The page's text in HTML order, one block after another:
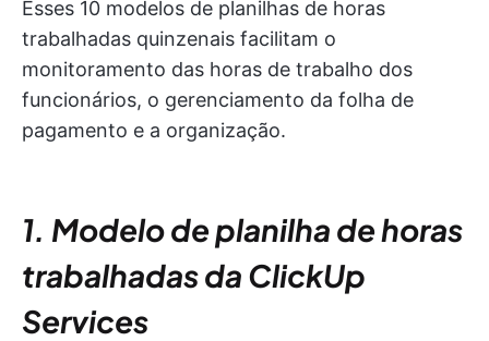
Esses 10 modelos de planilhas de horas
trabalhadas quinzenais facilitam o
monitoramento das horas de trabalho dos
funcionários, o gerenciamento da folha de
pagamento e a organização.
1. Modelo de planilha de horas
trabalhadas da ClickUp
Services